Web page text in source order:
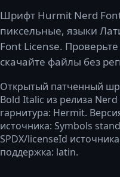
Шрифт Hurmit Nerd
пиксельные, языки
Font License.
скачайте файлы без
Открытый патченный
Bold Italic из релиза
гарнитура: Hermit.
источника: Symbols
SPDX/licenseId
поддержка: latin.